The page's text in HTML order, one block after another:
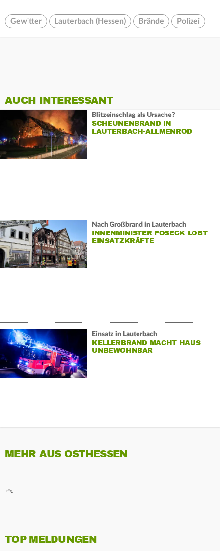
Gewitter Lauterbach (Hessen) Brände Polizei
AUCH INTERESSANT
Blitzeinschlag als Ursache?
SCHEUNENBRAND IN
LAUTERBACH-ALLMENROD
Nach Großbrand in Lauterbach
INNENMINISTER POSECK LOBT
EINSATZKRÄFTE
Einsatz in Lauterbach
KELLERBRAND MACHT HAUS
UNBEWOHNBAR
MEHR AUS OSTHESSEN
TOP MELDUNGEN